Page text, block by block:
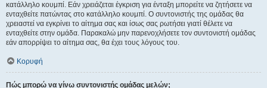
κατάλληλο κουμπί. Εάν χρειάζεται έγκριση για ένταξη μπορείτε να ζητήσετε να
ενταχθείτε πατώντας στο κατάλληλο κουμπί. Ο συντονιστής της ομάδας θα
χρειαστεί να εγκρίνει το αίτημα σας και ίσως σας ρωτήσει γιατί θέλετε να
ενταχθείτε στην ομάδα. Παρακαλώ μην παρενοχλήσετε τον συντονιστή ομάδας
εάν απορρίψει το αίτημα σας, θα έχει τους λόγους του.
Κορυφή
Πώς μπορώ να γίνω συντονιστής ομάδας μελών;